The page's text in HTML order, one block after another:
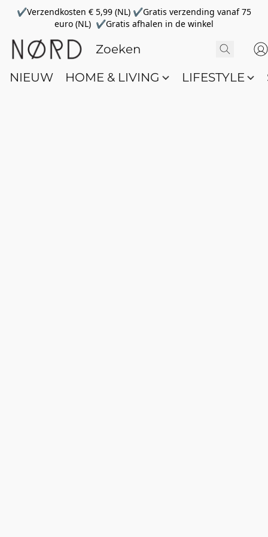
✔Verzendkosten € 5,99 (NL) ✔Gratis verzending vanaf 75
euro (NL) ✔Gratis afhalen in de winkel
NIEUW HOME & LIVING LIFESTYLE